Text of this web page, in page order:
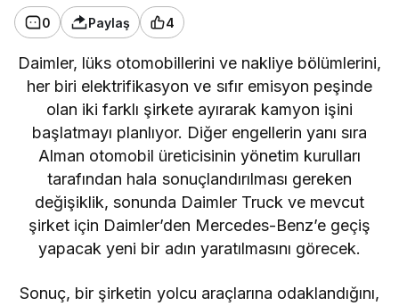
0 Paylaş 4
Daimler, lüks otomobillerini ve nakliye bölümlerini,
her biri elektrifikasyon ve sıfır emisyon peşinde
olan iki farklı şirkete ayırarak kamyon işini
başlatmayı planlıyor. Diğer engellerin yanı sıra
Alman otomobil üreticisinin yönetim kurulları
tarafından hala sonuçlandırılması gereken
değişiklik, sonunda Daimler Truck ve mevcut
şirket için Daimler’den Mercedes-Benz’e geçiş
yapacak yeni bir adın yaratılmasını görecek.
Sonuç, bir şirketin yolcu araçlarına odaklandığını,